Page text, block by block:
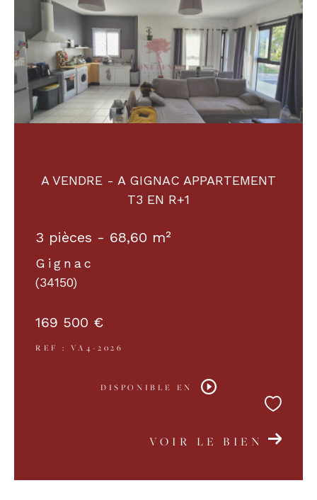
A VENDRE - A GIGNAC APPARTEMENT
T3 EN R+1
3 pièces - 68,60 m²
Gignac
(34150)
169 500 €
REF : VA4-2026
DISPONIBLE EN
VOIR LE BIEN